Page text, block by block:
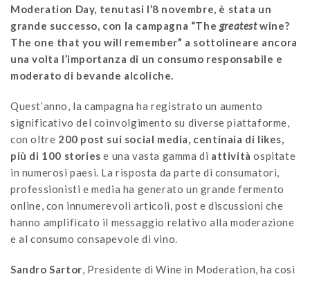
Moderation Day, tenutasi l’8 novembre, è stata un
grande successo, con la campagna “The greatestwine?
The one that you will remember” a sottolineare ancora
una volta l’importanza di un consumo responsabile e
moderato di bevande alcoliche.
Quest’anno, la campagna ha registrato un aumento
significativo del coinvolgimento su diverse piattaforme,
con oltre 200 post sui social media, centinaia di likes,
più di 100 stories e una vasta gamma di attività ospitate
in numerosi paesi. La risposta da parte di consumatori,
professionisti e media ha generato un grande fermento
online, con innumerevoli articoli, post e discussioni che
hanno amplificato il messaggio relativo alla moderazione
e al consumo consapevole di vino.
Sandro Sartor, Presidente di Wine in Moderation, ha così